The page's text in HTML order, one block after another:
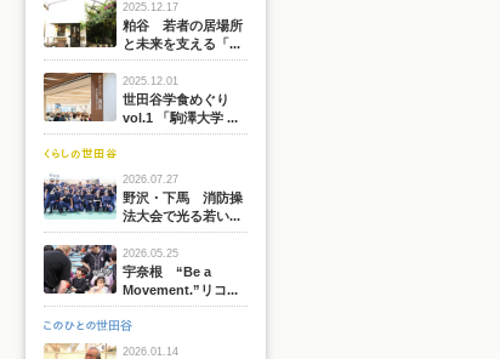
2025.12.17
粕谷 若者の居場所
と未来を支える「...
2025.12.01
世田谷学食めぐり
vol.1 「駒澤大学 ...
2026.07.27
野沢・下馬 消防操
法大会で光る若い...
2026.05.25
宇奈根 “Be a
Movement.”リコ...
2026.01.14